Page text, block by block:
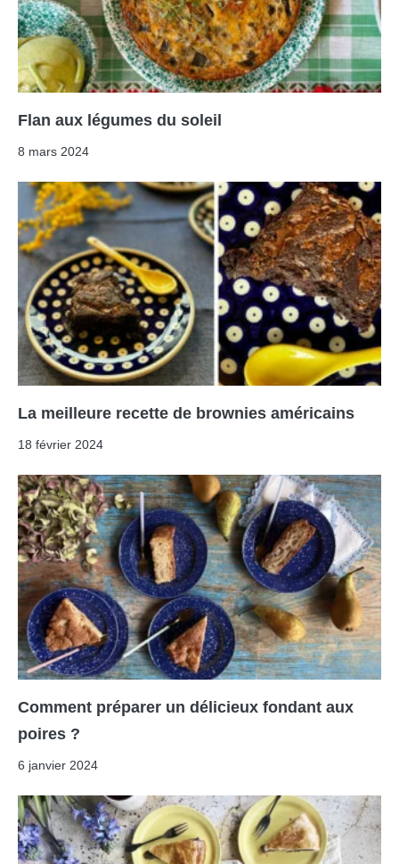
Flan aux légumes du soleil
8 mars 2024
La meilleure recette de brownies américains
18 février 2024
Comment préparer un délicieux fondant aux
poires ?
6 janvier 2024